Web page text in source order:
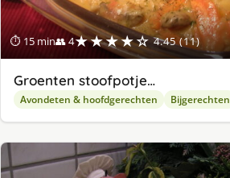
⏱ 15 min👥 4★★★★☆ 4.45 (11)
Groenten stoofpotje…
Avondeten & hoofdgerechten Bijgerechten